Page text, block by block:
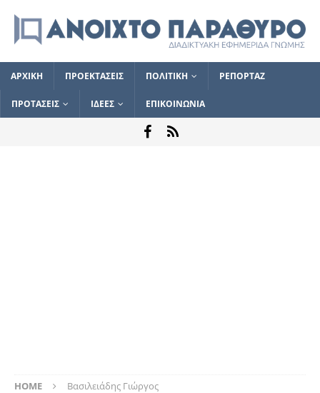
ΑΡΧΙΚΗ ΠΡΟΕΚΤΑΣΕΙΣ ΠΟΛΙΤΙΚΗ ΡΕΠΟΡΤΑΖ
ΠΡΟΤΑΣΕΙΣ ΙΔΕΕΣ ΕΠΙΚΟΙΝΩΝΙΑ
HOME Βασιλειάδης Γιώργος